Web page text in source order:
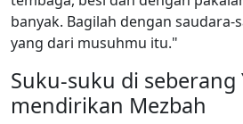
banyak. Bagilah dengan
yang dari musuhmu itu."
Suku-suku di seberang
mendirikan Mezbah